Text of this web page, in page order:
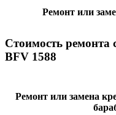
Ремонт или
Стоимость ремонта
BFV 1588
Ремонт или замена